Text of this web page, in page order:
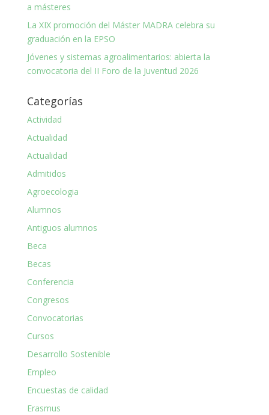
a másteres
La XIX promoción del Máster MADRA celebra su
graduación en la EPSO
Jóvenes y sistemas agroalimentarios: abierta la
convocatoria del II Foro de la Juventud 2026
Categorías
Actividad
Actualidad
Actualidad
Admitidos
Agroecologia
Alumnos
Antiguos alumnos
Beca
Becas
Conferencia
Congresos
Convocatorias
Cursos
Desarrollo Sostenible
Empleo
Encuestas de calidad
Erasmus